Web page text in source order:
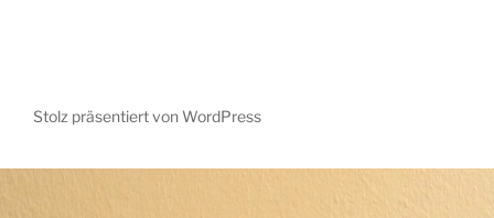
Stolz präsentiert von WordPress